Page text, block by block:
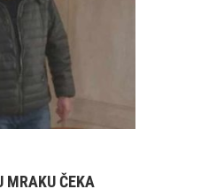
MRAKU ČEKA